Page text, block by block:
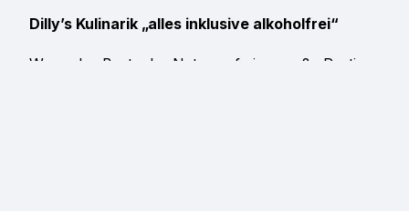
Dilly’s Kulinarik „alles inklusive alkoholfrei“
Wenn das Beste der Natur auf eine große Portion